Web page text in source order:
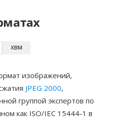
XBM
изображений,
JPEG 2000,
группой экспертов по
как ISO/IEC 15444-1 в